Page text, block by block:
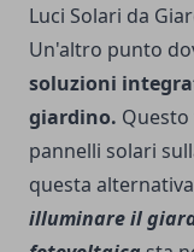
Luci Solari da
Un'altro punto
soluzioni
giardino.
pannelli solari
questa
illuminare il